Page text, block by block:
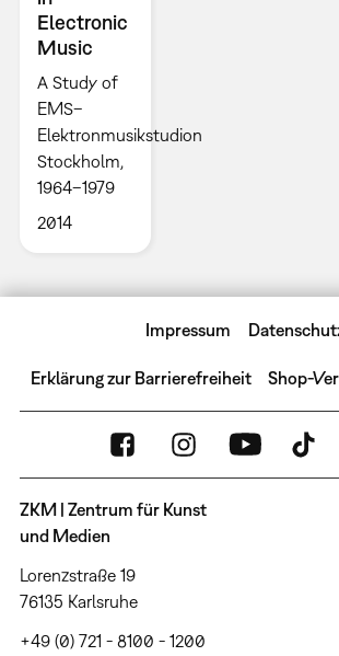
Electronic
Music
A Study of
EMS–
Elektronmusikstudion
Stockholm,
1964–1979
2014
Impressum
Erklärung zur Barrierefreiheit Shop-
ZKM | Zentrum für Kunst
und Medien
Lorenzstraße 19
76135 Karlsruhe
+49 (0) 721 - 8100 - 1200